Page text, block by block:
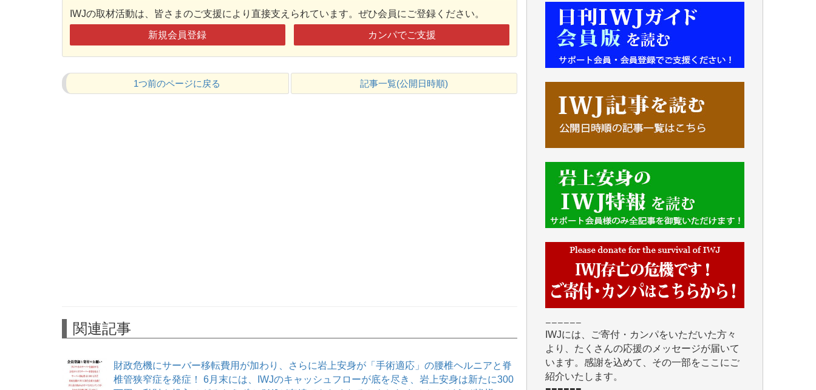
IWJの取材活動は、皆さまのご支援により直接支えられています。ぜひ会員にご登録ください。
新規会員登録 カンパでご支援
1つ前のページに戻る 記事一覧(公開日時順)
関連記事
財政危機にサーバー移転費用が加わり、さらに岩上安身が「手術適応」の腰椎ヘルニアと脊
椎管狭窄症を発症！ 6月末には、IWJのキャッシュフローが底を尽き、岩上安身は新たに300
■■■■■■
IWJには、ご寄付・カンパをいただいた方々
います。感謝を込めて、その一部をここにご
紹介いたします。
■■■■■■